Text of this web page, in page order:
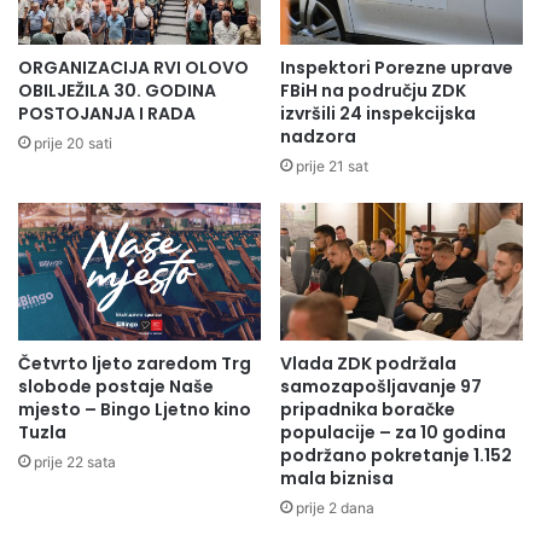
Vlada je izdvojila 33.000,00 KM na ime podrške
nerealizovanih zahtjeva iz prethodnog perioda i
pomoć u posebnim okolnostima na području ovog
kantona za 2024. godinu.
sredstava za finansiranje troškova eutanazije i
neškodljivog uklanjanja oboljelih životinja vlasnicima
životinja i veterinarskim stanicama u iznosu od
6.437,00 KM te odobravanju isplate sredstava radi
nadoknade nastale štete vlasnicima životinja zbog
provođenja naređenih mjera eutanazije goveda
oboljelih od zaraznih bolesti i uništavanja pčelinjih
društava u iznosu od 7.100,00 KM.
J
I
P
R
I
J
A
J
A
Z
A
P
T
E
K
I
V
I
K
E
N
D
ORGANIZACIJA RVI OLOVO
OBILJEŽILA 30. GODINA
POSTOJANJA I RADA
prije 20 sati
Inspektori Porezne uprave
FBiH na području ZDK
izvršili 24 inspekcijska
nadzora
prije 21 sat
Četvrto ljeto zaredom Trg
slobode postaje Naše
mjesto – Bingo Ljetno kino
Tuzla
prije 22 sata
Vlada ZDK podržala
samozapošljavanje 97
pripadnika boračke
populacije – za 10 godina
podržano pokretanje 1.152
mala biznisa
prije 2 dana